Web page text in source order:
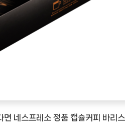
트
간
면 네스프레소 정품 캡슐커피 바리스